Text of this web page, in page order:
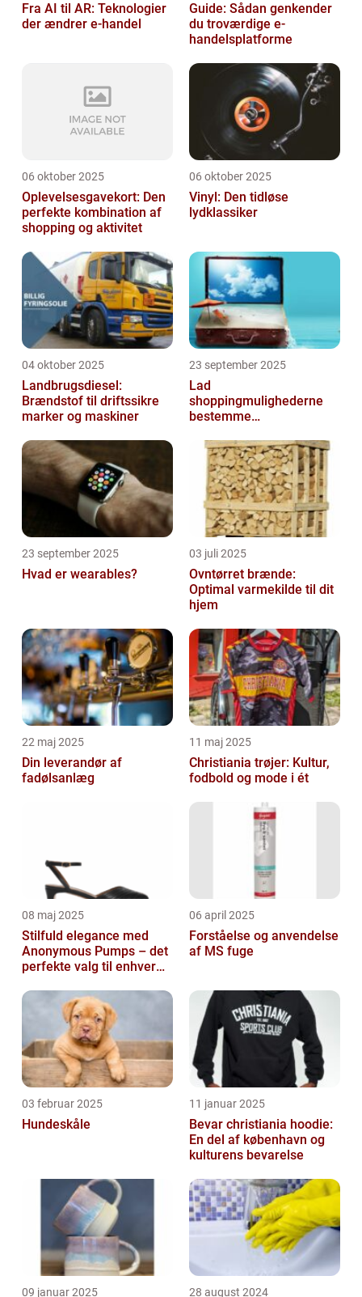
Fra AI til AR: Teknologier
der ændrer e-handel
Guide: Sådan genkender
du troværdige e-
handelsplatforme
06 oktober 2025
Oplevelsesgavekort: Den
perfekte kombination af
shopping og aktivitet
06 oktober 2025
Vinyl: Den tidløse
lydklassiker
04 oktober 2025
Landbrugsdiesel:
Brændstof til driftssikre
marker og maskiner
23 september 2025
Lad
shoppingmulighederne
bestemme
23 september 2025
Hvad er wearables?
03 juli 2025
Ovntørret brænde:
Optimal varmekilde til dit
hjem
22 maj 2025
Din leverandør af
fadølsanlæg
11 maj 2025
Christiania trøjer: Kultur,
fodbold og mode i ét
08 maj 2025
Stilfuld elegance med
Anonymous Pumps – det
perfekte valg til enhver
06 april 2025
Forståelse og anvendelse
af MS fuge
03 februar 2025
Hundeskåle
11 januar 2025
Bevar christiania hoodie:
En del af københavn og
kulturens bevarelse
09 januar 2025 28 august 2024